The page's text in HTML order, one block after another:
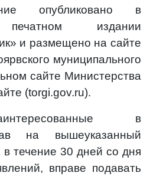
опубликовано в
печатном издании
и размещено на сайте
муниципального
сайте Министерства
(torgi.gov.ru).
в
на вышеуказанный
в течение 30 дней со дня
вправе подавать